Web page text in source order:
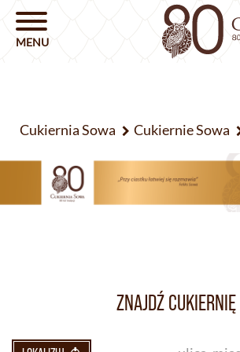
Cukiernia Sowa Cukiernie Sowa
ZNAJDŹ CUKIERNIĘ